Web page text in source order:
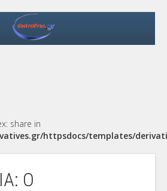
share in
httpsdocs/templates/
Ο